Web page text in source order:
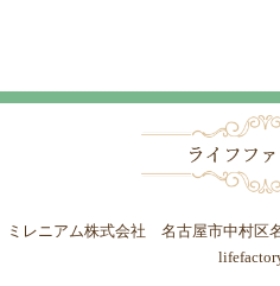
ミレニアム株式会社 名古屋市中村区